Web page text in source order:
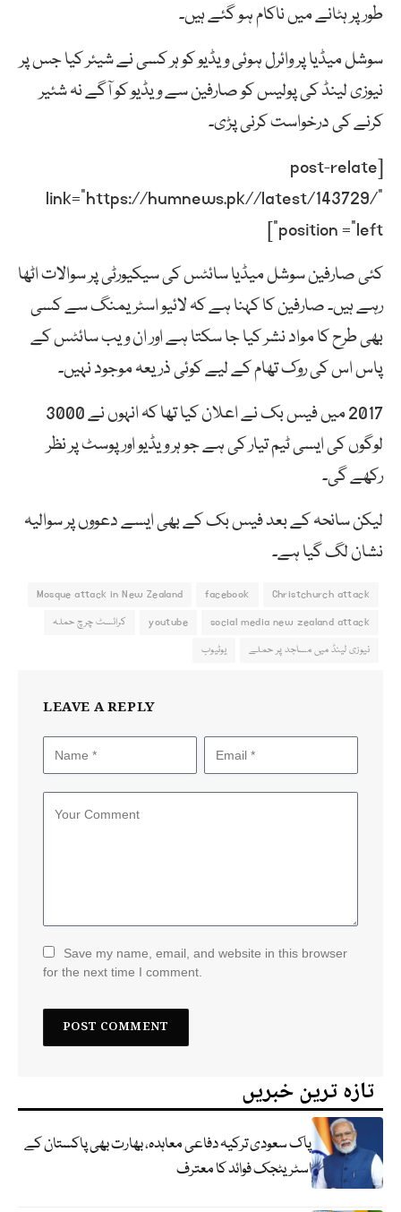
طور پر ہٹانے میں ناکام ہو گئے ہیں۔
سوشل میڈیا پر وائرل ہوئی ویڈیو کو ہر کسی نے شیئر کیا جس پر
نیوزی لینڈ کی پولیس کو صارفین سے ویڈیو کو آگے نہ شئیر
کرنے کی درخواست کرنی پڑی۔
[post-relate
link=”https://humnews.pk//latest/143729/”
position =”left”]
کئی صارفین سوشل میڈیا سائٹس کی سیکیورٹی پر سوالات اٹھا
رہے ہیں۔ صارفین کا کہنا ہے کہ لائیو اسٹریمنگ سے کسی
بھی طرح کا مواد نشر کیا جا سکتا ہے اور ان ویب سائٹس کے
پاس اس کی روک تھام کے لیے کوئی ذریعہ موجود نہیں۔
2017 میں فیس بک نے اعلان کیا تھا کہ انہوں نے 3000
لوگوں کی ایسی ٹیم تیار کی ہے جو ہر ویڈیو اور پوسٹ پر نظر
رکھے گی۔
لیکن سانحہ کے بعد فیس بک کے بھی ایسے دعووں پر سوالیہ
نشان لگ گیا ہے۔
Christchurch attack
facebook
Mosque attack in New Zealand
social media new zealand attack
youtube
کرائسٹ چرچ حملہ
نیوزی لینڈ میں مساجد پر حملے
یوٹیوب
LEAVE A REPLY
Save my name, email, and website in this browser
for the next time I comment.
تازہ ترین خبریں
پاک سعودی ترکیہ دفاعی معاہدہ، بھارت بھی پاکستان کے
اسٹریٹجک فوائد کا معترف